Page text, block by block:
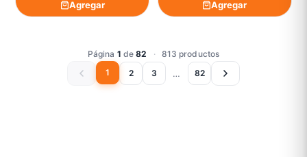
Agregar Agregar
Página 1 de82 ·
813 productos
1
2 3 … 82